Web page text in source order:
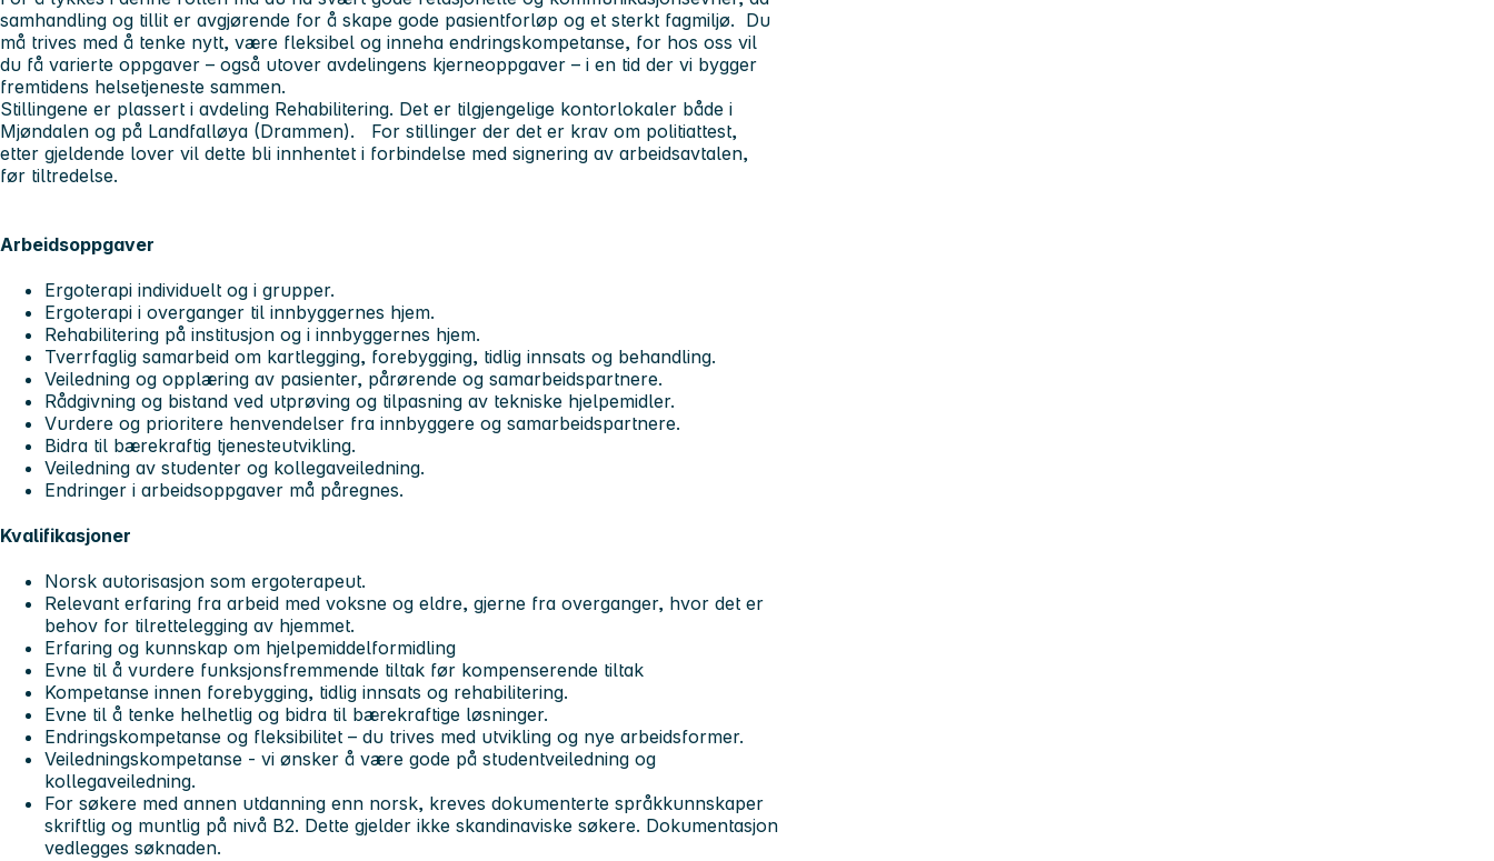
samhandling og tillit er avgjørende for å skape gode pasientforløp og et sterkt fagmiljø. Du
må trives med å tenke nytt, være fleksibel og inneha endringskompetanse, for hos oss vil
du få varierte oppgaver – også utover avdelingens kjerneoppgaver – i en tid der vi bygger
fremtidens helsetjeneste sammen.
Stillingene er plassert i avdeling Rehabilitering. Det er tilgjengelige kontorlokaler både i
Mjøndalen og på Landfalløya (Drammen). For stillinger der det er krav om politiattest,
etter gjeldende lover vil dette bli innhentet i forbindelse med signering av arbeidsavtalen,
før tiltredelse.
Arbeidsoppgaver
Ergoterapi individuelt og i grupper.
Ergoterapi i overganger til innbyggernes hjem.
Rehabilitering på institusjon og i innbyggernes hjem.
Tverrfaglig samarbeid om kartlegging, forebygging, tidlig innsats og behandling.
Veiledning og opplæring av pasienter, pårørende og samarbeidspartnere.
Rådgivning og bistand ved utprøving og tilpasning av tekniske hjelpemidler.
Vurdere og prioritere henvendelser fra innbyggere og samarbeidspartnere.
Bidra til bærekraftig tjenesteutvikling.
Veiledning av studenter og kollegaveiledning.
Endringer i arbeidsoppgaver må påregnes.
Kvalifikasjoner
Norsk autorisasjon som ergoterapeut.
Relevant erfaring fra arbeid med voksne og eldre, gjerne fra overganger, hvor det er
behov for tilrettelegging av hjemmet.
Erfaring og kunnskap om hjelpemiddelformidling
Evne til å vurdere funksjonsfremmende tiltak før kompenserende tiltak
Kompetanse innen forebygging, tidlig innsats og rehabilitering.
Evne til å tenke helhetlig og bidra til bærekraftige løsninger.
Endringskompetanse og fleksibilitet – du trives med utvikling og nye arbeidsformer.
Veiledningskompetanse - vi ønsker å være gode på studentveiledning og
kollegaveiledning.
For søkere med annen utdanning enn norsk, kreves dokumenterte språkkunnskaper
skriftlig og muntlig på nivå B2. Dette gjelder ikke skandinaviske søkere. Dokumentasjon
vedlegges søknaden.